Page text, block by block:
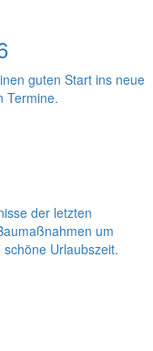
guten Start ins neue
Termine.
der letzten
um
Urlaubszeit.